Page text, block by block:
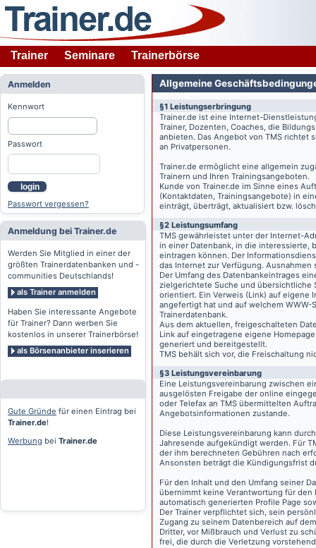
Trainer Seminare Trainerbörse
Anmelden
Kennwort
Passwort
login
Passwort vergessen?
Anmeldung bei Trainer.de
Werden Sie Mitglied in einer der
größten Trainerdatenbanken und -
communities Deutschlands!
als Trainer anmelden
Haben Sie interessante Angebote
für Trainer? Dann werben Sie
kostenlos in unserer Trainerbörse!
als Börsenanbieter inserieren
Gute Gründe für einen Eintrag bei
Trainer.de!
Werbung bei Trainer.de
Allgemeine
§1 Leistungserbringung
Trainer.de ist eine Internet-
Trainer, Dozenten, Coaches, die
anbieten. Das Angebot von TMS richtet
an Privatpersonen.
Trainer.de ermöglicht eine allgemein
Trainern und Ihren Trainingsangeboten.
Kunde von Trainer.de im Sinne eines
(Kontaktdaten, Trainingsangebote) in
einträgt, überträgt, aktualisiert bzw.
§2 Leistungsumfang
TMS gewährleistet unter der Internet-
in einer Datenbank, in die interessierte,
eintragen können. Der
das Internet zur Verfügung.
Der Umfang des Datenbankeintrages
zielgerichtete Suche und übersichtliche
orientiert. Ein Verweis (Link) auf eigene
angefertigt hat und auf welchem
Trainerdatenbank.
Aus dem aktuellen, freigeschalteten
Link auf eingetragene eigene
generiert und bereitgestellt.
TMS behält sich vor, die Freischaltung
§3 Leistungsvereinbarung
Eine Leistungsvereinbarung zwischen
ausgelösten Freigabe der online
oder Telefax an TMS übermittelten
Angebotsinformationen zustande.
Diese Leistungsvereinbarung kann
Jahresende aufgekündigt werden. Für
der ihm berechneten Gebühren nach
Ansonsten beträgt die Kündigungsfrist
Für den Inhalt und den Umfang seiner
übernimmt keine Verantwortung für den
automatisch generierten Profile Page
Der Trainer verpflichtet sich, sein
Zugang zu seinem Datenbereich auf
Dritter, vor Mißbrauch und Verlust zu
frei, die durch die Verletzung